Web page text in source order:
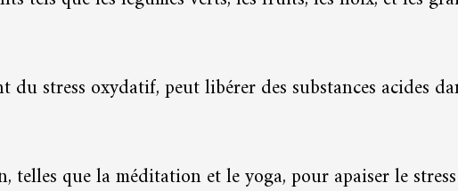
du stress oxydatif, peut libérer des substances acides
telles que la méditation et le yoga, pour apaiser le